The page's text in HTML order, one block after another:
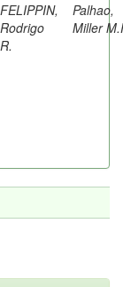
FELIPPIN,
Rodrigo
R.
Palhao,
Miller